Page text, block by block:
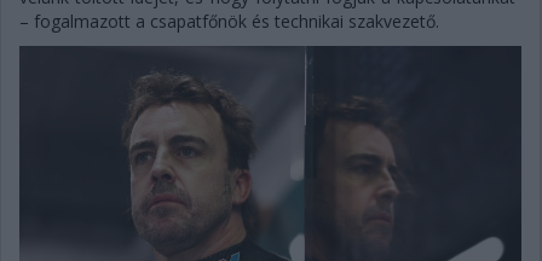
– fogalmazott a csapatfőnök és technikai szakvezető.